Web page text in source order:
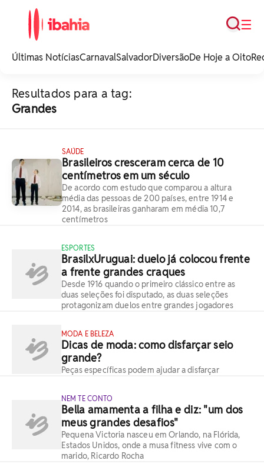
noticias e
☰
Busca
Últimas NotíciasCarnavalSalvadorDiversãoDe Hoje a Oito
Resultados para a tag:
Grandes
SAÚDE
Brasileiros cresceram cerca de 10
centímetros em um século
De acordo com estudo que comparou a altura
média das pessoas de 200 países, entre 1914 e
2014, as brasileiras ganharam em média 10,7
centímetros
ESPORTES
BrasilxUruguai: duelo já colocou frente
a frente grandes craques
Desde 1916 quando o primeiro clássico entre as
duas seleções foi disputado, as duas seleções
protagonizam duelos entre grandes jogadores
MODA E BELEZA
Dicas de moda: como disfarçar seio
grande?
Peças específicas podem ajudar a disfarçar
NEM TE CONTO
Bella amamenta a filha e diz: "um dos
meus grandes desafios"
Pequena Victoria nasceu em Orlando, na Flórida,
Estados Unidos, onde a musa fitness vive com o
marido, Ricardo Rocha